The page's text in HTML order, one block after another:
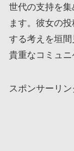
世代の支持を
ます。彼女の
する考えを垣
貴重なコミュニ
スポンサーリン